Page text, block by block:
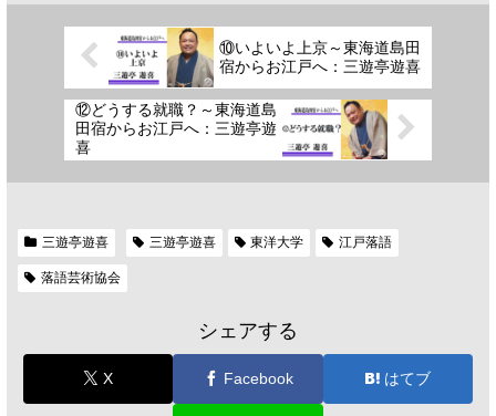
⑩いよいよ上京～東海道島田
宿からお江戸へ：三遊亭遊喜
⑫どうする就職？～東海道島
田宿からお江戸へ：三遊亭遊
喜
三遊亭遊喜 三遊亭遊喜 東洋大学 江戸落語
落語芸術協会
シェアする
X Facebook はてブ